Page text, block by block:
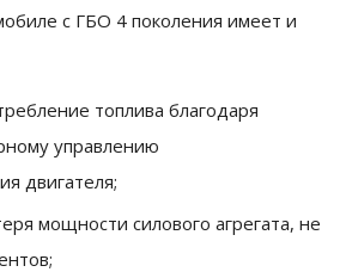
с ГБО 4 поколения имеет и
топлива благодаря
управлению
двигателя;
мощности силового агрегата, не